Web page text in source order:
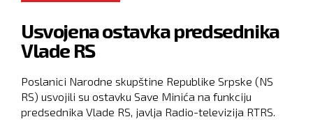
IZJASNI O SARADNJI SA UDBOM
Usvojena ostavka predsednika
Vlade RS
Poslanici Narodne skupštine Republike Srpske (NS
RS) usvojili su ostavku Save Minića na funkciju
predsednika Vlade RS, javlja Radio-televizija RTRS.